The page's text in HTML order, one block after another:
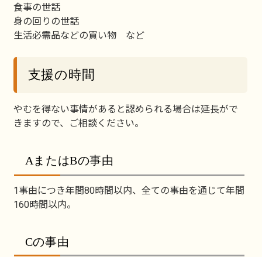
食事の世話
身の回りの世話
生活必需品などの買い物 など
支援の時間
やむを得ない事情があると認められる場合は延長がで
きますので、ご相談ください。
AまたはBの事由
1事由につき年間80時間以内、全ての事由を通じて年間
160時間以内。
Cの事由